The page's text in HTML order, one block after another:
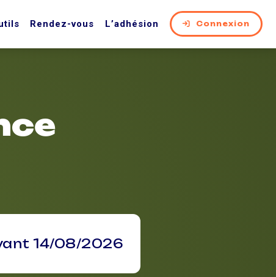
Rendez-vous L’adhésion Connexion
14/08/2026